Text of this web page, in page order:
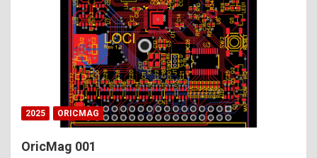
s
t
p
h
o
n
y
2025 ORICMAG
OricMag 001